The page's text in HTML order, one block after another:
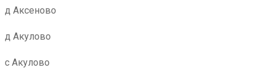
д Аксеново
д Акулово
с Акулово